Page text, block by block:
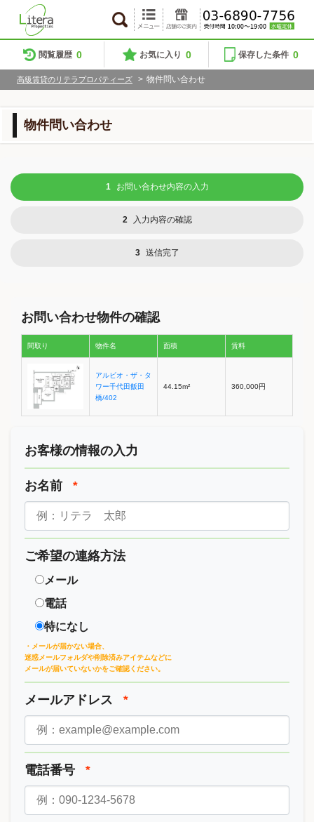
閲覧履歴 0 お気に入り 0 保存した条件 0
高級賃貸のリテラプロパティーズ > 物件問い合わせ
物件問い合わせ
1 お問い合わせ内容の入力
2 入力内容の確認
3 送信完了
お問い合わせ物件の確認
間取り 物件名 面積 賃料
アルビオ・ザ・タ
ワー千代田飯田
橋/402
44.15m² 360,000円
お客様の情報の入力
お名前 *
ご希望の連絡方法
メール
電話
特になし
・メールが届かない場合、
迷惑メールフォルダや削除済みアイテムなどに
メールが届いていないかをご確認ください。
メールアドレス *
電話番号 *